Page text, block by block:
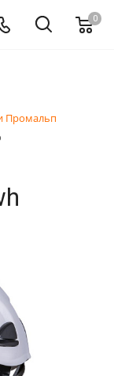
0
Промальп